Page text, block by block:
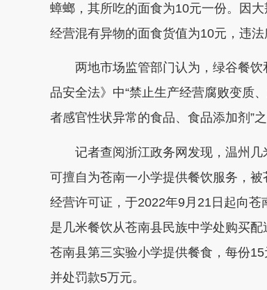
蟑螂，其所吃的面食为10元一份。因
经营混有异物的面食货值为10元，违法
两地市场监管部门认为，绿谷餐饮
品安全法》中“禁止生产经营腐败变质
者感官性状异常的食品、食品添加剂”
记者查阅浙江政务网发现，温州几
可擅自为苍南一小学提供餐饮服务，
经营许可证，于2022年9月21日起向苍
是几米餐饮从苍南县民族中学处购买
苍南县第三实验小学提供餐食，每份
并处罚款5万元。